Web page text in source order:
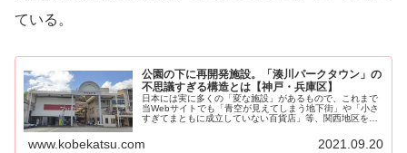
ている。
公園の下に再開発施設。「湊川パークタウン」の
不思議すぎる構造とは【神戸・兵庫区】
日本には実に多くの「変な施設」があるもので、これまで
当Webサイトでも「青空が見えてしまう地下街」や「小さ
すぎてまともに成立していない百貨店」等、関西地区を中
www.kobekatsu.com 2021.09.20